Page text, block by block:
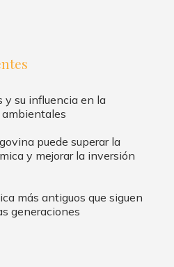
y su influencia en la
ambientales
puede superar la
y mejorar la inversión
más antiguos que siguen
generaciones